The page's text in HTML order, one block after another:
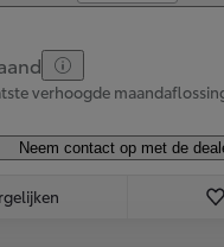
verhoogde
Neem contact op met de